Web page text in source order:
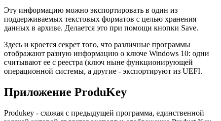
Эту информацию можно экспортировать в один из
поддерживаемых текстовых форматов с целью хранения
данных в архиве. Делается это при помощи кнопки Save.
Здесь и кроется секрет того, что различные программы
отображают разную информацию о ключе Windows 10: одни
считывают ее с реестра (ключ ныне функционирующей
операционной системы, а другие - экспортируют из UEFI.
Приложение ProduKey
Produkey - схожая с предыдущей программа, единственной